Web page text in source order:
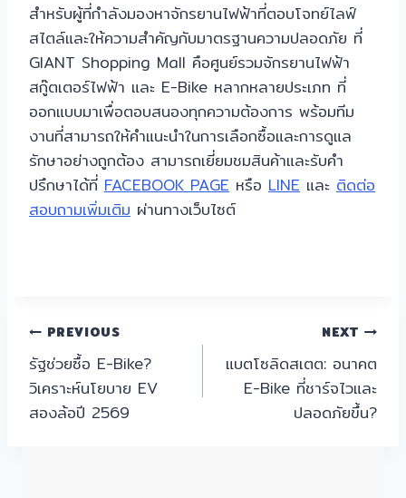
สำหรับผู้ที่กำลังมองหาจักรยานไฟฟ้าที่ตอบโจทย์ไลฟ์
สไตล์และให้ความสำคัญกับมาตรฐานความปลอดภัย ที่
GIANT Shopping Mall คือศูนย์รวมจักรยานไฟฟ้า
สกู๊ตเตอร์ไฟฟ้า และ E-Bike หลากหลายประเภท ที่
ออกแบบมาเพื่อตอบสนองทุกความต้องการ พร้อมทีม
งานที่สามารถให้คำแนะนำในการเลือกซื้อและการดูแล
รักษาอย่างถูกต้อง สามารถเยี่ยมชมสินค้าและรับคำ
ปรึกษาได้ที่ FACEBOOK PAGE หรือ LINE และ ติดต่อ
สอบถามเพิ่มเติม ผ่านทางเว็บไซต์
แนะแนว
เรื่อง
PREVIOUS
รัฐช่วยซื้อ E-Bike?
วิเคราะห์นโยบาย EV
สองล้อปี 2569
NEXT
แบตโซลิดสเตต: อนาคต
E-Bike ที่ชาร์จไวและ
ปลอดภัยขึ้น?